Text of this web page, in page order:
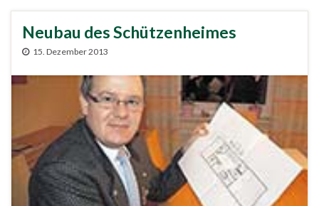
Neubau des Schützenheimes
15. Dezember 2013